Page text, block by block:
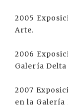
2005
Arte.
2006
Galería
2007
en la Galería